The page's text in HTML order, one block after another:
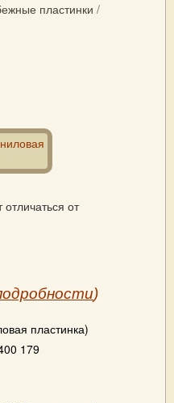
пластинки /
от
)
пластинка)
179